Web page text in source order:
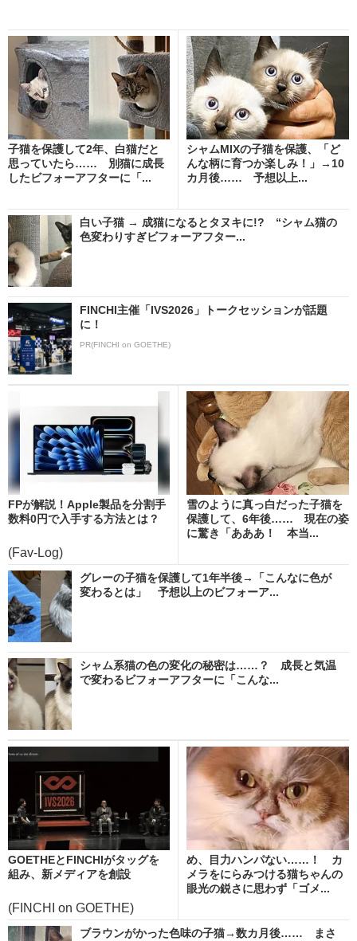
子猫を保護して2年、白猫だと
思っていたら…… 別猫に成長
したビフォーアフターに「...
シャムMIXの子猫を保護、「ど
んな柄に育つか楽しみ！」→10
カ月後…… 予想以上...
白い子猫 → 成猫になるとタヌキに!? “シャム猫の
色変わりすぎビフォーアフター...
FINCHI主催「IVS2026」トークセッションが話題
に！
PR(FINCHI on GOETHE)
FPが解説！Apple製品を分割手
数料0円で入手する方法とは？
(Fav-Log)
雪のように真っ白だった子猫を
保護して、6年後…… 現在の姿
に驚き「あああ！ 本当...
グレーの子猫を保護して1年半後→「こんなに色が
変わるとは」 予想以上のビフォーア...
シャム系猫の色の変化の秘密は……？ 成長と気温
で変わるビフォーアフターに「こんな...
GOETHEとFINCHIがタッグを
組み、新メディアを創設
(FINCHI on GOETHE)
め、目力ハンパない……！ カ
メラをにらみつける猫ちゃんの
眼光の鋭さに思わず「ゴメ...
ブラウンがかった色味の子猫→数カ月後…… まさ